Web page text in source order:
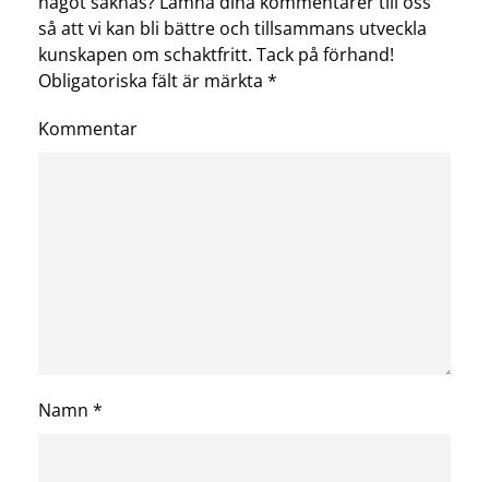
så att vi kan bli bättre och tillsammans utveckla
kunskapen om schaktfritt. Tack på förhand!
Obligatoriska fält är märkta *
Kommentar
Namn *